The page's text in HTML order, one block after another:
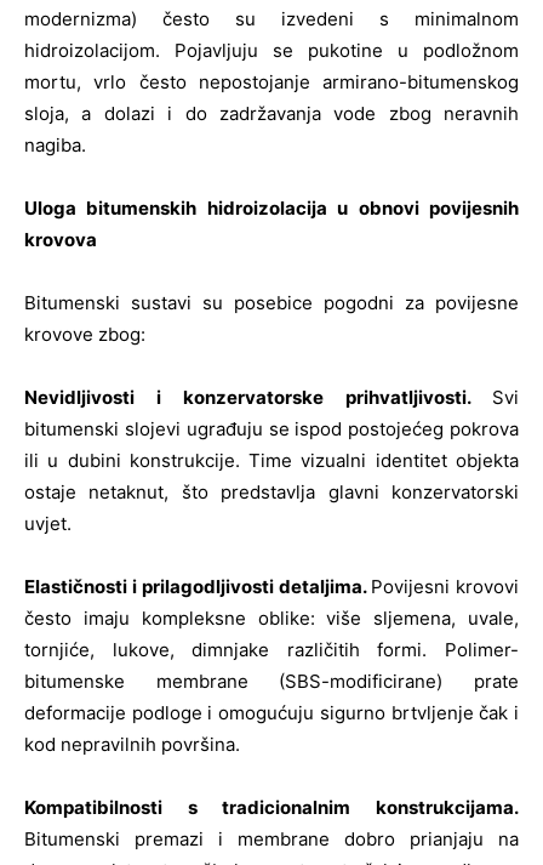
modernizma) često su izvedeni s minimalnom
hidroizolacijom. Pojavljuju se pukotine u podložnom
mortu, vrlo često nepostojanje armirano-bitumenskog
sloja, a dolazi i do zadržavanja vode zbog neravnih
nagiba.
Uloga bitumenskih hidroizolacija u obnovi povijesnih
krovova
Bitumenski sustavi su posebice pogodni za povijesne
krovove zbog:
Nevidljivosti i konzervatorske prihvatljivosti. Svi
bitumenski slojevi ugrađuju se ispod postojećeg pokrova
ili u dubini konstrukcije. Time vizualni identitet objekta
ostaje netaknut, što predstavlja glavni konzervatorski
uvjet.
Elastičnosti i prilagodljivosti detaljima. Povijesni krovovi
često imaju kompleksne oblike: više sljemena, uvale,
tornjiće, lukove, dimnjake različitih formi. Polimer-
bitumenske membrane (SBS-modificirane) prate
deformacije podloge i omogućuju sigurno brtvljenje čak i
kod nepravilnih površina.
Kompatibilnosti s tradicionalnim konstrukcijama.
Bitumenski premazi i membrane dobro prianjaju na